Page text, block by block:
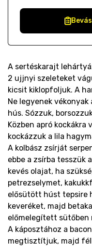
A sertéskarajt
2 ujjnyi szeleteket
kicsit kiklopfoljuk. A
Ne legyenek
hús. Sózzuk,
Közben apró kockákra
kockázzuk a lila
A kolbász zsírját
ebbe a zsírba tesszük
kevés olajat, ha
petrezselymet,
elősütött húst tepsire
keveréket, majd
előmelegített sütőben
A káposztához a
megtisztítjuk, majd